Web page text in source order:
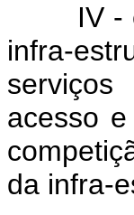
IV -
infra-
acesso
da infra-